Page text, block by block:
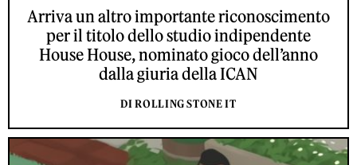
Arriva un altro importante riconoscimento
per il titolo dello studio indipendente
House House, nominato gioco dell’anno
dalla giuria della ICAN
DI ROLLING STONE IT